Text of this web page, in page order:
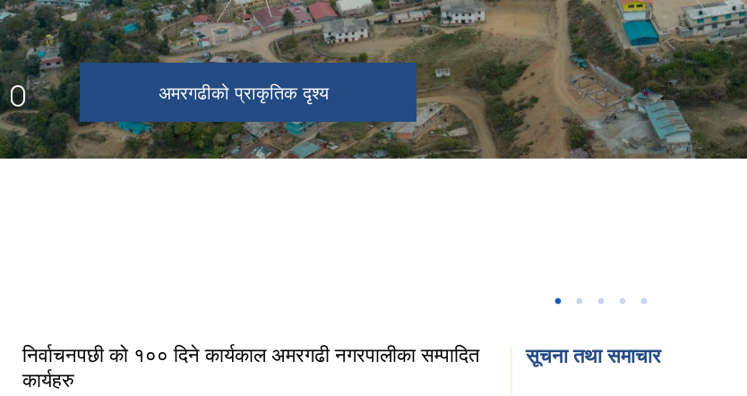
अमरगढीको प्राकृतिक दृश्य
निर्वाचनपछी को १०० दिने कार्यकाल अमरगढी नगरपालीका सम्पादित
कार्यहरु
सूचना तथा समाचार